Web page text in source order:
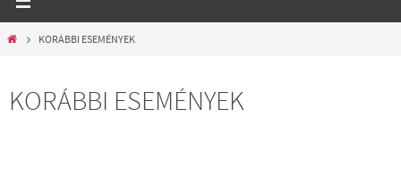
KORÁBBI ESEMÉNYEK
KORÁBBI ESEMÉNYEK